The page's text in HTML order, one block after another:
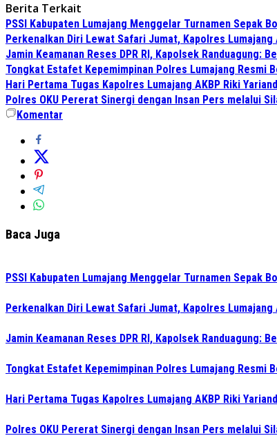
Berita Terkait
PSSI Kabupaten Lumajang Menggelar Turnamen Sepak
Perkenalkan Diri Lewat Safari Jumat, Kapolres Lumajang
Jamin Keamanan Reses DPR RI, Kapolsek Randuagung:
Tongkat Estafet Kepemimpinan Polres Lumajang Resmi
Hari Pertama Tugas Kapolres Lumajang AKBP Riki
Polres OKU Pererat Sinergi dengan Insan Pers melalui
Komentar
Baca Juga
PSSI Kabupaten Lumajang Menggelar Turnamen Sepak
Perkenalkan Diri Lewat Safari Jumat, Kapolres Lumajang
Jamin Keamanan Reses DPR RI, Kapolsek Randuagung:
Tongkat Estafet Kepemimpinan Polres Lumajang Resmi
Hari Pertama Tugas Kapolres Lumajang AKBP Riki
Polres OKU Pererat Sinergi dengan Insan Pers melalui